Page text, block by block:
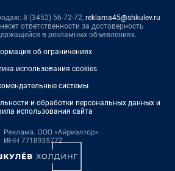
8 (3452) 56-72-72, reklama45@shkulev.ru
ответственности за достоверность
в рекламных объявлениях.
об ограничениях
использования cookies
системы
и обработки персональных данных и
использования сайта